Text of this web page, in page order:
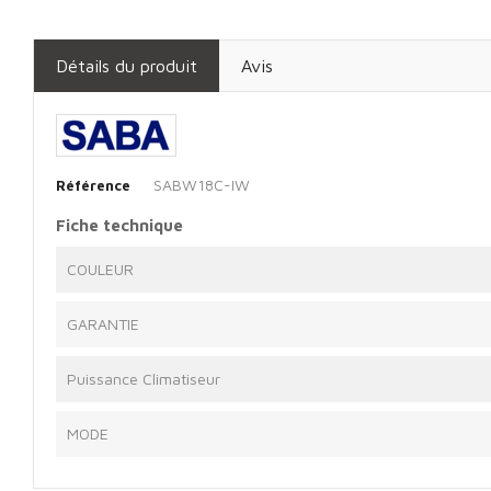
Détails du produit Avis
Référence SABW18C-IW
Fiche technique
COULEUR
GARANTIE
Puissance Climatiseur
MODE